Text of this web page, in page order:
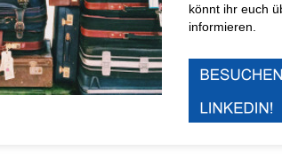
könnt ihr euch
informieren.